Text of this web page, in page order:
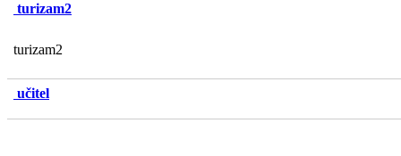
turizam2
turizam2
učitel